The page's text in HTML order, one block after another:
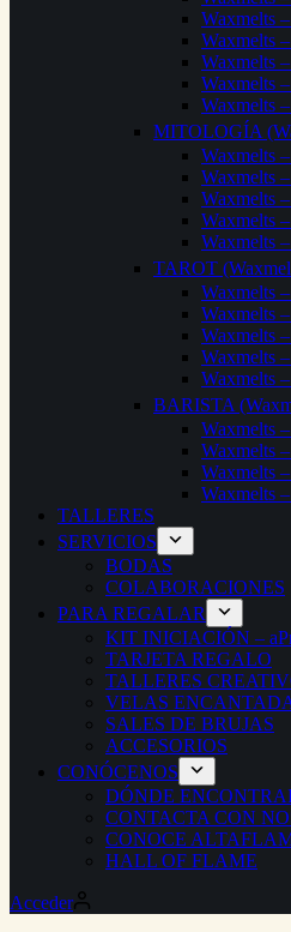
Waxmelts
Waxmelts
Waxmelts
Waxmelts
Waxmelts
MITOLOGÍA
Waxmelts
Waxmelts
Waxmelts
Waxmelts
Waxmelts
TAROT
Waxmelts
Waxmelts
Waxmelts
Waxmelts
Waxmelts
BARISTA
Waxmelts
Waxmelts
Waxmelts
Waxmelts
TALLERES
SERVICIOS
BODAS
COLABORACIONES
PARA REGALAR
KIT INICIACIÓN –
TARJETA REGALO
TALLERES
VELAS
SALES DE BRUJAS
ACCESORIOS
CONÓCENOS
DÓNDE
CONTACTA CON
CONOCE
HALL OF FLAME
Acceder